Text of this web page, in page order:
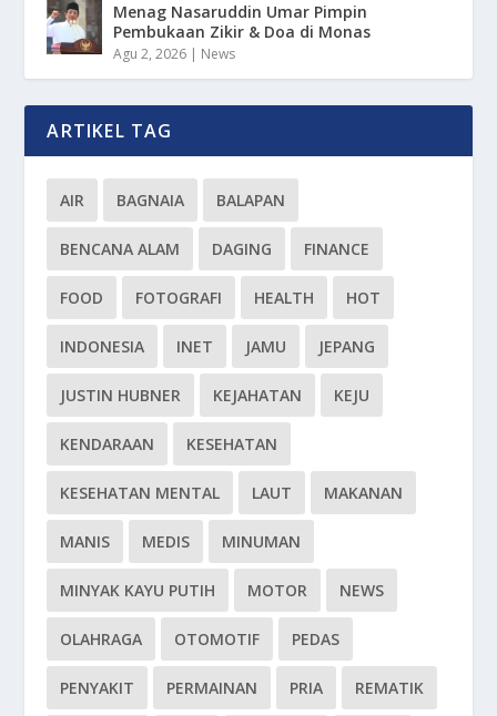
Menag Nasaruddin Umar Pimpin
Pembukaan Zikir & Doa di Monas
Agu 2, 2026 | News
ARTIKEL TAG
AIR BAGNAIA BALAPAN
BENCANA ALAM DAGING FINANCE
FOOD FOTOGRAFI HEALTH HOT
INDONESIA INET JAMU JEPANG
JUSTIN HUBNER KEJAHATAN KEJU
KENDARAAN KESEHATAN
KESEHATAN MENTAL LAUT MAKANAN
MANIS MEDIS MINUMAN
MINYAK KAYU PUTIH MOTOR NEWS
OLAHRAGA OTOMOTIF PEDAS
PENYAKIT PERMAINAN PRIA REMATIK